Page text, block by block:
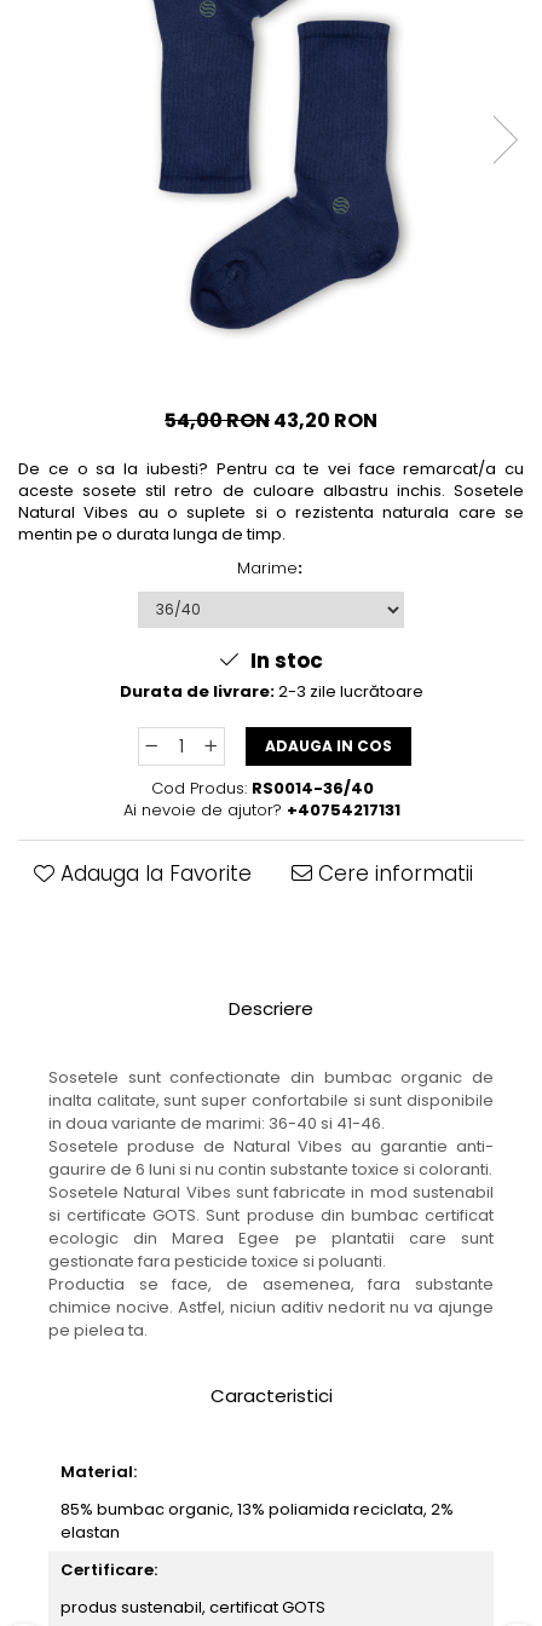
Imbracaminte
Produse pentru casa
Idei pentru casa
Prosoape bucatarie
54,00 RON43,20 RON
De ce o sa la iubesti? Pentru ca te vei face remarcat/a cu
aceste sosete stil retro de culoare albastru inchis. Sosetele
Natural Vibes au o suplete si o rezistenta naturala care se
mentin pe o durata lunga de timp.
Marime:
In stoc
Durata de livrare:2-3 zile lucrătoare
ADAUGA IN COS
Cod Produs: RS0014-36/40
Ai nevoie de ajutor? +40754217131
Adauga la Favorite Cere informatii
Descriere
Sosetele sunt confectionate din bumbac organic de
inalta calitate, sunt super confortabile si sunt disponibile
in doua variante de marimi: 36-40 si 41-46.
Sosetele produse de Natural Vibes au garantie anti-
gaurire de 6 luni si nu contin substante toxice si coloranti.
Sosetele Natural Vibes sunt fabricate in mod sustenabil
si certificate GOTS. Sunt produse din bumbac certificat
ecologic din Marea Egee pe plantatii care sunt
gestionate fara pesticide toxice si poluanti.
Productia se face, de asemenea, fara substante
chimice nocive. Astfel, niciun aditiv nedorit nu va ajunge
pe pielea ta.
Caracteristici
Material:
85% bumbac organic, 13% poliamida reciclata, 2%
elastan
Certificare:
produs sustenabil, certificat GOTS